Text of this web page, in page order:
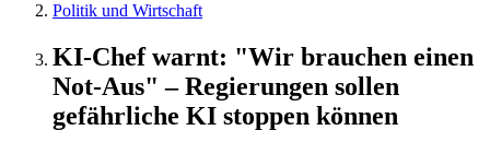
Politik und Wirtschaft
KI-Chef warnt: "Wir brauchen einen
Not-Aus" – Regierungen sollen
gefährliche KI stoppen können